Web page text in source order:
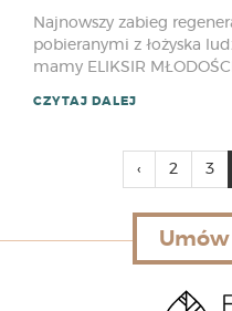
Najnowszy zabieg
pobieranymi z łożyska
mamy ELIKSIR
CZYTAJ DALEJ
‹ 2 3